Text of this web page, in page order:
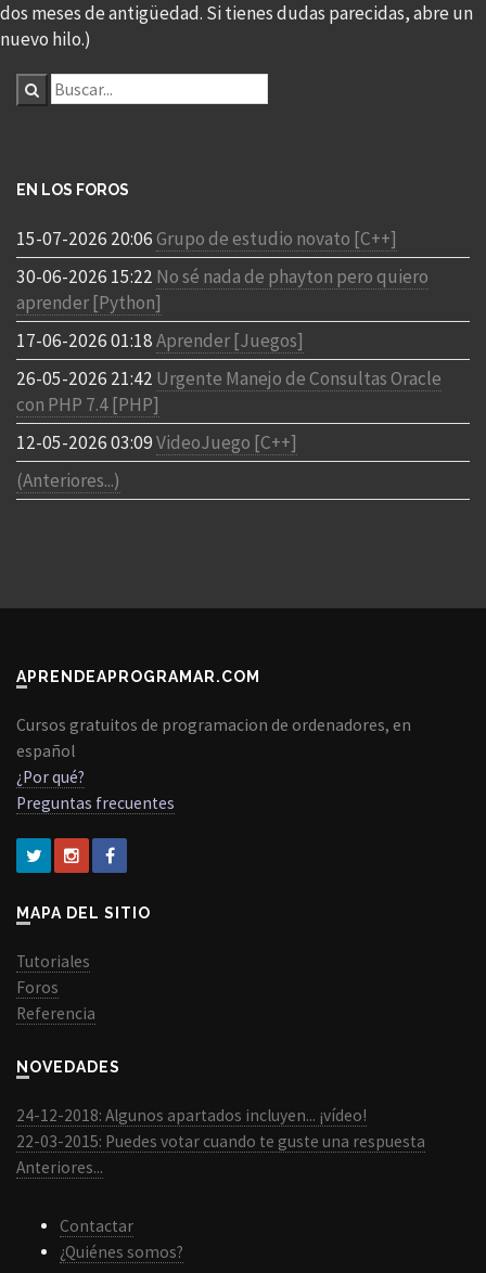
dos meses de antigüedad. Si tienes dudas parecidas, abre un
nuevo hilo.)
EN LOS FOROS
15-07-2026 20:06Grupo de estudio novato [C++]
30-06-2026 15:22 No sé nada de phayton pero quiero
aprender [Python]
17-06-2026 01:18Aprender [Juegos]
26-05-2026 21:42 Urgente Manejo de Consultas Oracle
con PHP 7.4 [PHP]
12-05-2026 03:09VideoJuego [C++]
(Anteriores...)
APRENDEAPROGRAMAR.COM
Cursos gratuitos de programacion de ordenadores, en
español
¿Por qué?
Preguntas frecuentes
MAPA DEL SITIO
Tutoriales
Foros
Referencia
NOVEDADES
24-12-2018: Algunos apartados incluyen... ¡vídeo!
22-03-2015: Puedes votar cuando te guste una respuesta
Anteriores...
Contactar
¿Quiénes somos?